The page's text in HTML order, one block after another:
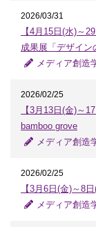
2026/03/31
【4月15日(水)～
成果展「デザイ
メディア創造
2026/02/25
【3月13日(金)～
bamboo grove
メディア創造
2026/02/25
【3月6日(金)～8
メディア創造